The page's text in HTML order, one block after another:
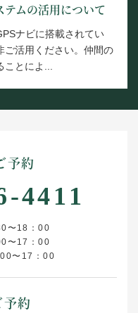
ムの活用について
ナビに搭載されてい
ご活用ください。仲間の
とによ...
予約
4411
〜18：00
〜17：00
〜17：00
約